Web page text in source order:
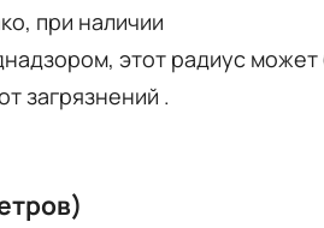
при наличии
этот радиус может
загрязнений .